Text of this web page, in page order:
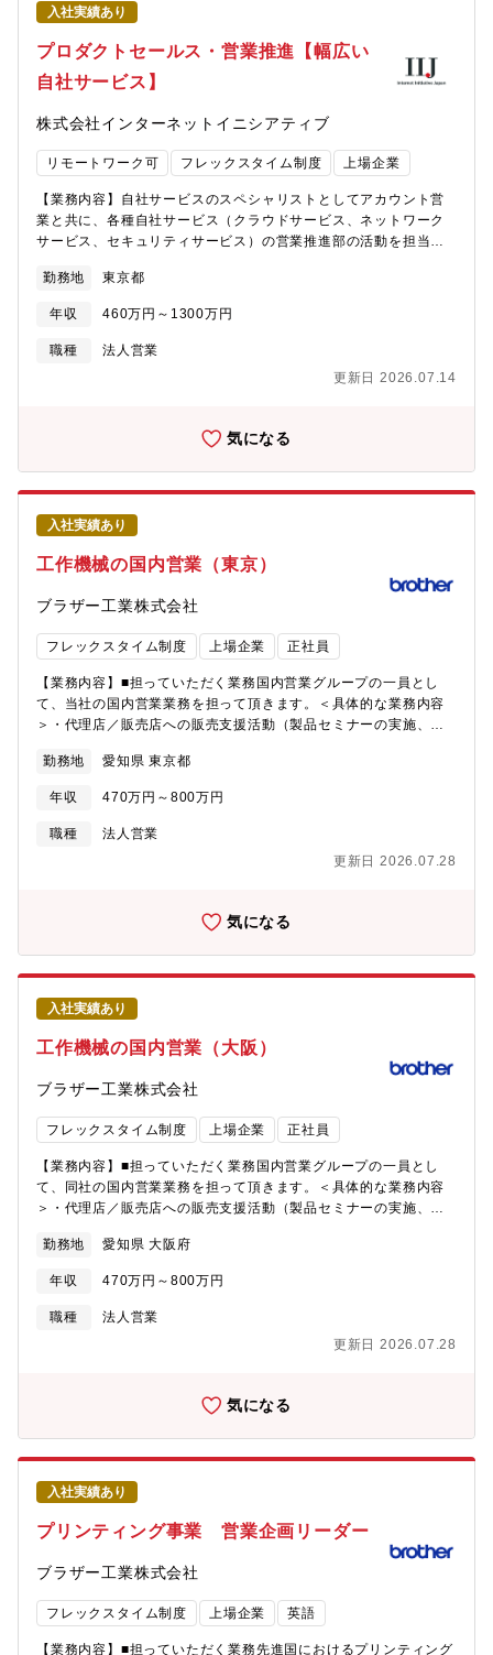
す。【特徴・魅力】・全国の自治体・健保・企業の、健康課題の
て、より多くの方の健康支援が出来ることが大きな魅力です。・
日本生命は匿名医療保険等関連情報データベース（NDB）を活用
した「ニッセイ医療費白書」の作成と、健康リテラシー向上に向
けた啓発活動を2025年より開始しています。NDBデータの利用承
会社化したメディカル・データ・ビジョン（MDV）社との協業な
ど、今後もさらなる事業シナジーの創出に取り組めるポジション
です。【キャリアパス】・健康増進事業領域（国内保険事業との
シナジー創出含む）でのコンサルティング営業に加え、当該事業
領域での事業戦略・サービスの企画、関連するグループ会社・提
対策製品の普及を通じて社会的意義の高い価値提供に貢献できる
【その他】従業員の”キャリア自律”を支援するための人事制度を設
けております。ぜひご覧ください。・Vision, Mission, Core
Value | トレンドマイクロ | トレンドマイクロ (JP)
イクロ株式会社 キャリア採用特設サイト (trendmicro.com)・同社
は在宅勤務をはじめとしたテレワークとオフィスワークを組み合
わせたハイブリットな働き方を推奨しており、各人が生産性とチ
居住地：勤務予定地から在来線で150分以内の指定あり）
入社実績あり
プロダクトセールス・営業推進【幅広い
自社サービス】
株式会社インターネットイニシアティブ
リモートワーク可 フレックスタイム制度 上場企業
【業務内容】自社サービスのスペシャリストとしてアカウント営
業と共に、各種自社サービス（クラウドサービス、ネットワーク
サービス、セキュリティサービス）の営業推進部の活動を担当し
ライアンス活動や、開発部門への開発要望・サービス企画を推進
いただきます。【採用背景】事業拡大に伴う増員。【期待できる
スキルアップ・経験】・プロダクト拡販における戦略、施策立
案・プロダクトセールスのスペシャリストとして営業支援活動・
進活動・プロダクト新規開発の企画・AWS, Microsoft, Google を
★ポジションの魅力★同社はお客様のニーズをIIJバックボーンネ
ットワーク上に「サービス」として開発し提供し続けてきまし
た。設備を持って運用することで得た情報や営業活動で得た情報
で改善を繰り返し、お客様を通じてネットワーク社会のインフラ
を支えています。常に新しいことに興味を持ち、自ら取り組む意
識のある方を歓迎し、営業推進活動、プロダクト営業活動を通じ
てスキルアップをお約束します。【魅力】■自社インフラ基盤
×100種類を超える自社サービス日本で初めてインターネットサー
ビスを展開した同社は、国内最大規模のネットワーク基盤を独自
構築しており、自社の基盤に幅広い自社サービスを展開しており
ます。そのため、専門性も身に着けながら、同時にインフラから
アプリ領域まで幅広い知見を身に着けられる環境です■15,000社
を超える取引実績。数億以上の大規模案件に特化プライム案件比
率は100％で、各業界のトップ10企業に対する浸透率は80%を超
えております。そのため、日本を代表する企業の大規模案件に携
独立系、かつマルチベンダである同社は、自社サービスだけでな
のビジネスを前に進められるやりがいがあります。■最先端技術を
独自に展開クラウド・AI・IoT・モバイルといった最先端のIT技術
い、自身で生み出したいという方にはおススメの環境です■経営基
ク売上（継続的なサービス提供）の比率が8割以上あります。ま
た、昨対で純利益142％増とコロナ渦で同社のITサービスは高い評
価をされています■フレキシブルな働き方＆キャリアフレックスタ
イム制度や、ずらし勤務制度、時短勤務やテレワークなど、社員
一人ひとりが自由度高く働けるフレキシブルなワーキングスタイ
ルがあります
勤務地 東京都
年収 460万円～1300万円
職種
法人営業
更新日 2026.07.14
気になる
入社実績あり
工作機械の国内営業（東京）
ブラザー工業株式会社
フレックスタイム制度 上場企業 正社員
【業務内容】■担っていただく業務国内営業グループの一員とし
て、当社の国内営業業務を担って頂きます。＜具体的な業務内容
＞・代理店／販売店への販売支援活動（製品セミナーの実施、仕
成、問い合わせ対応などの営業業務 ・プロモーション／展示会の
立案と実行■将来的なキャリアパス即戦力として、国内の営業業務
で力を発揮していただいた後に、海外出向も含めた海外営業また
は商品企画・営業戦略の立案といった企画業務で力を発揮してく
重要ポストに就いて頂く可能性もあります。■募集背景 産業機器
2030にて成長事業と位置付けられており、その達成を目指すべ
く、キーとなるスタッフの増員をします。■職場環境成長事業のた
め活気のある職場です。また、経験者採用で入社したメンバーも
多く、多様な企業から集まったメンバーで構成されています。
【求める人材像】・営業業務を通じて、ブラザーSPEEDIOの魅力
を伝え、お客様のネックを解消する提案ができる方。・代理店・
販売店・ユーザーとのコミュニケーションをスムーズにとれる
方。
勤務地 愛知県 東京都
年収 470万円～800万円
職種
法人営業
更新日 2026.07.28
気になる
入社実績あり
工作機械の国内営業（大阪）
ブラザー工業株式会社
フレックスタイム制度 上場企業 正社員
【業務内容】■担っていただく業務国内営業グループの一員とし
て、同社の国内営業業務を担って頂きます。＜具体的な業務内容
＞・代理店／販売店への販売支援活動（製品セミナーの実施、仕
成、問い合わせ対応などの営業業務・プロモーション／展示会の
立案と実行■将来的なキャリアパス即戦力として、国内の営業業務
で力を発揮していただいた後に、海外出向も含めた海外営業また
は商品企画・営業戦略の立案といった企画業務で力を発揮してく
重要ポストに就いて頂く可能性もあります。■募集背景 産業機器
2030にて成長事業と位置付けられており、その達成を目指すべ
く、キーとなるスタッフの増員をします。■職場環境成長事業のた
め活気のある職場です。また、経験者採用で入社したメンバーも
多く、多様な企業から集まったメンバーで構成されています【求
める人材像】・営業業務を通じて、ブラザーSPEEDIOの魅力を伝
え、お客様のネックを解消する提案ができる方。・代理店・販売
店・ユーザーとのコミュニケーションをスムーズにとれる方。
勤務地 愛知県 大阪府
年収 470万円～800万円
職種
法人営業
更新日 2026.07.28
気になる
入社実績あり
プリンティング事業 営業企画リーダー
ブラザー工業株式会社
フレックスタイム制度 上場企業 英語
【業務内容】■担っていただく業務先進国におけるプリンティング